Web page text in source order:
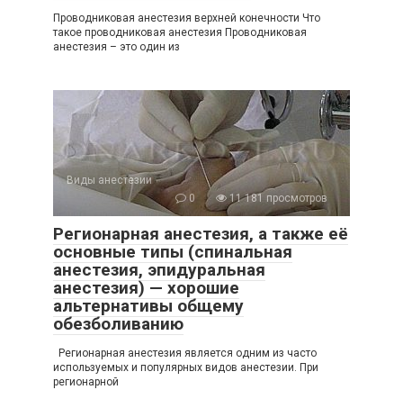
Проводниковая анестезия верхней конечности Что
такое проводниковая анестезия Проводниковая
анестезия – это один из
Виды анестезии
0
11 181 просмотров
Регионарная анестезия, а также её
основные типы (спинальная
анестезия, эпидуральная
анестезия) — хорошие
альтернативы общему
обезболиванию
Регионарная анестезия является одним из часто
используемых и популярных видов анестезии. При
регионарной